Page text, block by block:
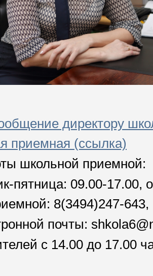
директору
приемная (ссылка)
школьной приемной:
пятница: 09.00-17.00,
8(3494)247-
почты:
с 14.00 до 17.00